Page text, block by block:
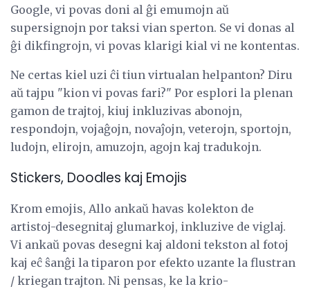
Google, vi povas doni al ĝi emumojn aŭ
supersignojn por taksi vian sperton. Se vi donas al
ĝi dikfingrojn, vi povas klarigi kial vi ne kontentas.
Ne certas kiel uzi ĉi tiun virtualan helpanton? Diru
aŭ tajpu "kion vi povas fari?" Por esplori la plenan
gamon de trajtoj, kiuj inkluzivas abonojn,
respondojn, vojaĝojn, novaĵojn, veterojn, sportojn,
ludojn, elirojn, amuzojn, agojn kaj tradukojn.
Stickers, Doodles kaj Emojis
Krom emojis, Allo ankaŭ havas kolekton de
artistoj-desegnitaj glumarkoj, inkluzive de viglaj.
Vi ankaŭ povas desegni kaj aldoni tekston al fotoj
kaj eĉ ŝanĝi la tiparon por efekto uzante la flustran
/ kriegan trajton. Ni pensas, ke la krio-